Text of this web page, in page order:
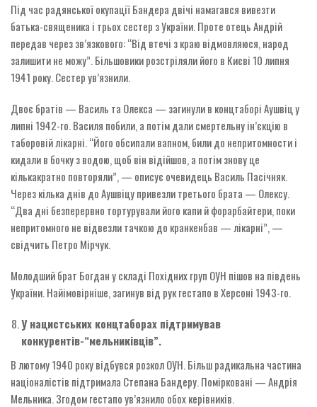
Під час радянської окупації Бандера двічі намагався вивезти
батька-священика і трьох сестер з України. Проте отець Андрій
передав через зв’язкового: “Від втечі з краю відмовляюся, народ
залишити не можу”. Більшовики розстріляли його в Києві 10 липня
1941 року. Сестер ув’язнили.
Двоє братів — Василь та Олекса — загинули в концтаборі Аушвіц у
липні 1942-го. Василя побили, а потім дали смертельну ін’єкцію в
таборовій лікарні. “Його обсипали вапном, били до непритомности і
кидали в бочку з водою, щоб він відійшов, а потім знову це
кількакратно повторяли”, — описує очевидець Василь Пасічняк.
Через кілька днів до Аушвіцу привезли третього брата — Олексу.
“Два дні безперервно тортурували його капи й форарбайтери, поки
непритомного не відвезли тачкою до кранкенбав — лікарні”, —
свідчить Петро Мірчук.
Молодший брат Богдан у складі Похідних груп ОУН пішов на південь
України. Найімовірніше, загинув від рук гестапо в Херсоні 1943-го.
У нацистських концтаборах підтримував
конкурентів-“мельниківців”.
В лютому 1940 року відбувся розкол ОУН. Більш радикальна частина
націоналістів підтримала Степана Бандеру. Помірковані — Андрія
Мельника. Згодом гестапо ув’язнило обох керівників.